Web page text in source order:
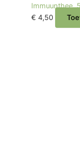
Immuunthee,
€ 4,50